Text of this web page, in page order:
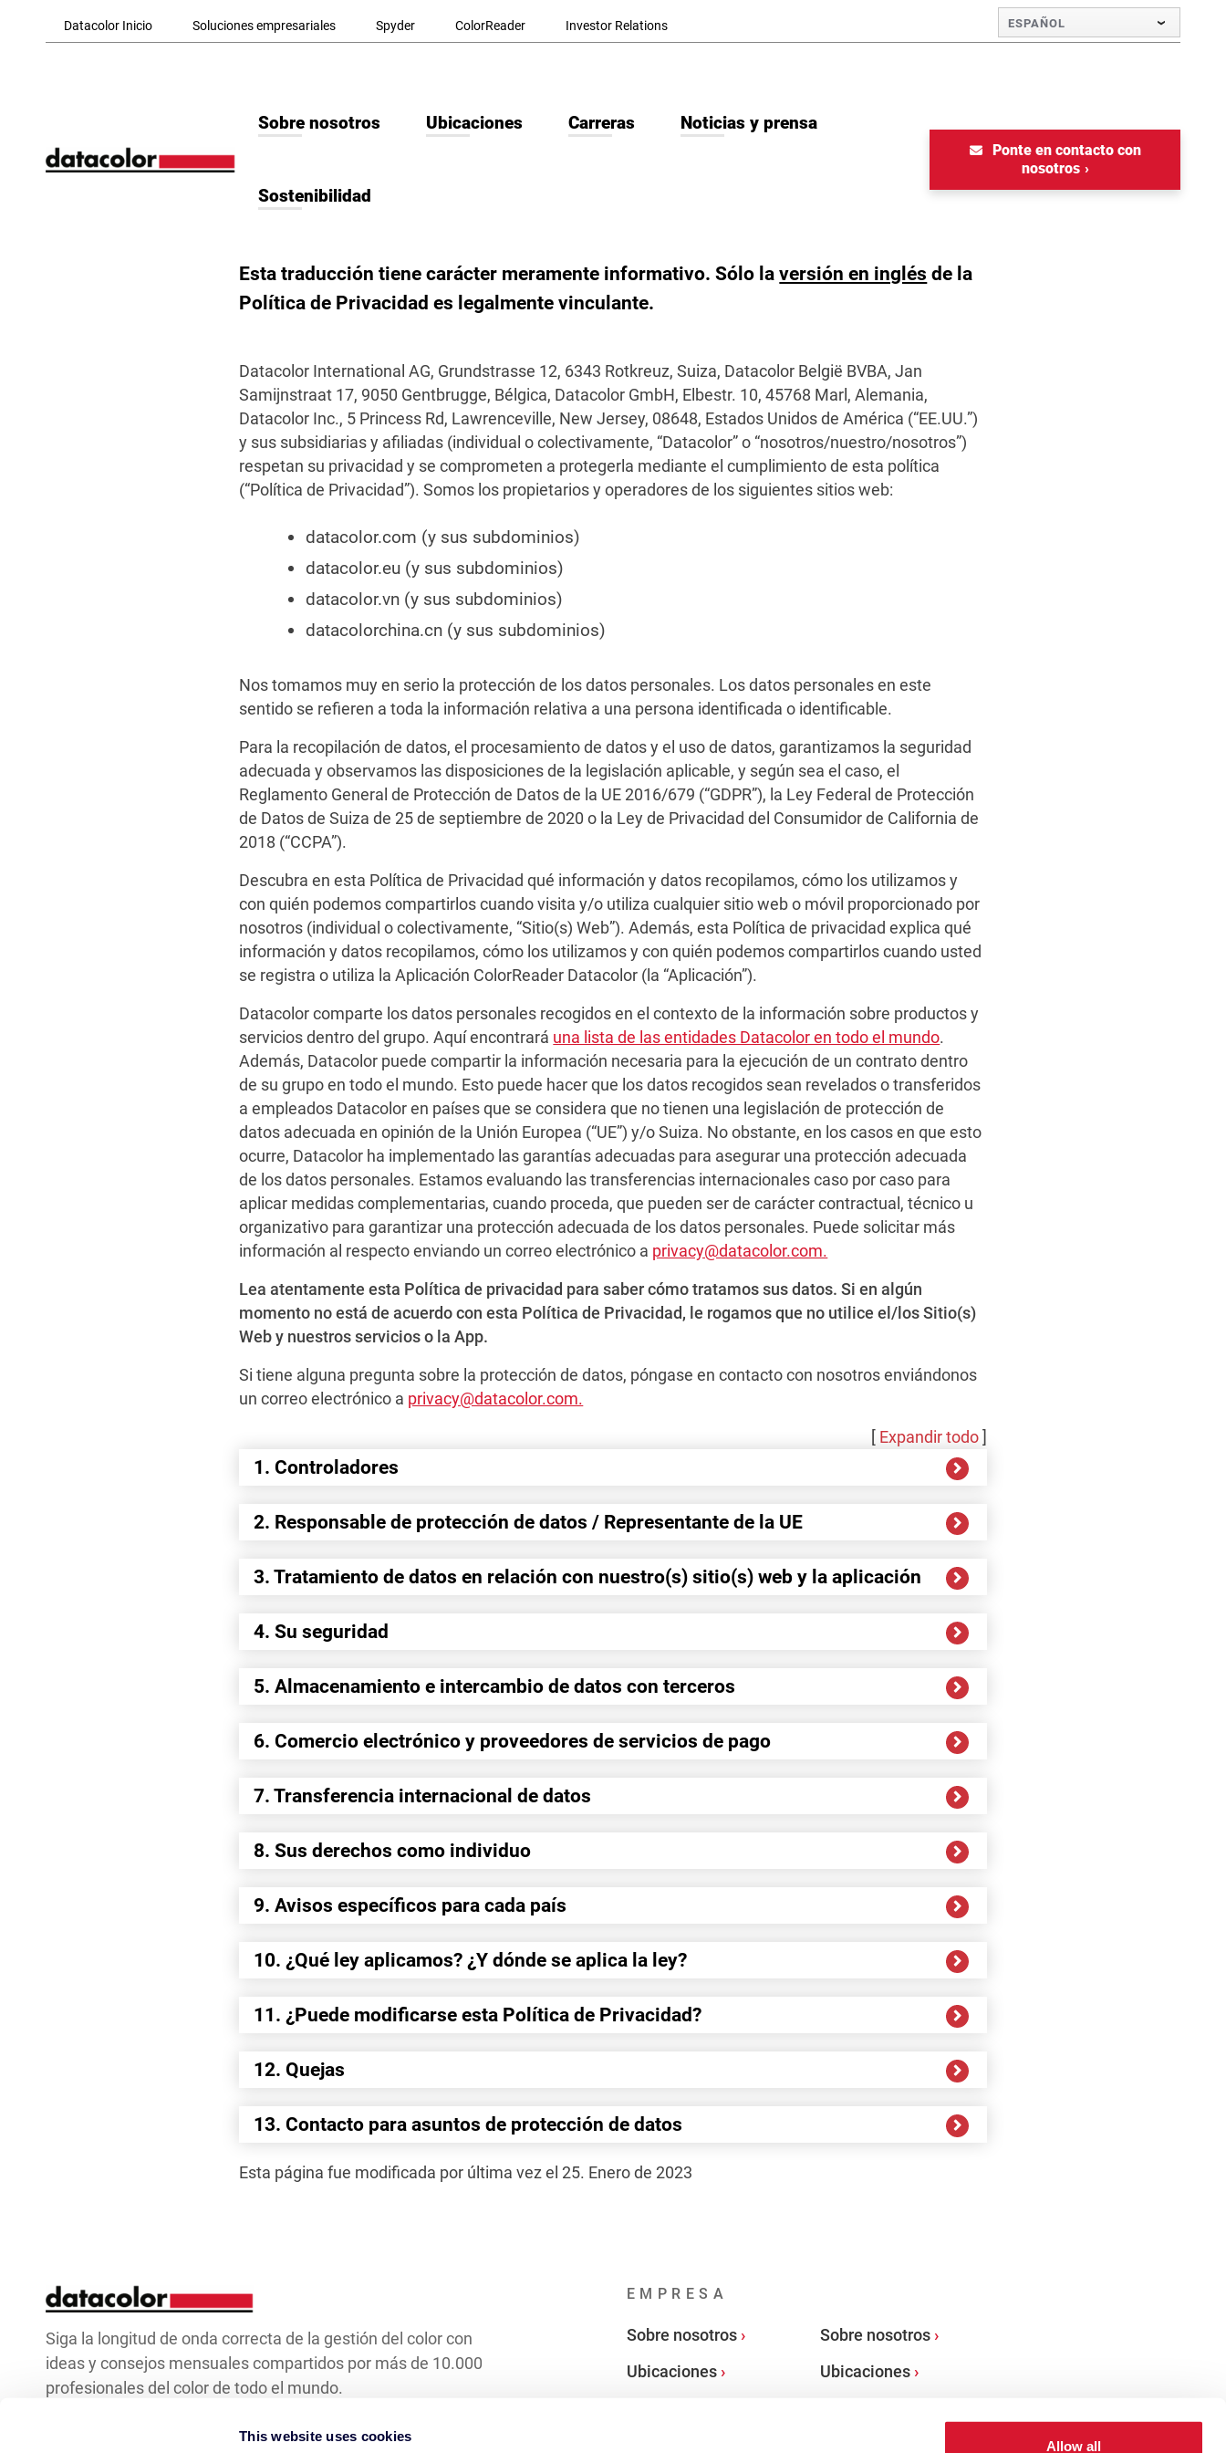
This website uses cookies
Allow all
Datacolor Inicio Soluciones empresariales Spyder ColorReader Investor Relations ESPAÑOL
Sobre nosotros Ubicaciones Carreras Noticias y prensa
Sostenibilidad
Ponte en contacto con
nosotros
Esta traducción tiene carácter meramente informativo. Sólo laversión en inglés de la
Política de Privacidad es legalmente vinculante.
Datacolor International AG, Grundstrasse 12, 6343 Rotkreuz, Suiza, Datacolor België BVBA, Jan
Samijnstraat 17, 9050 Gentbrugge, Bélgica, Datacolor GmbH, Elbestr. 10, 45768 Marl, Alemania,
Datacolor Inc., 5 Princess Rd, Lawrenceville, New Jersey, 08648, Estados Unidos de América (“EE.UU.”)
y sus subsidiarias y afiliadas (individual o colectivamente, “Datacolor” o “nosotros/nuestro/nosotros”)
respetan su privacidad y se comprometen a protegerla mediante el cumplimiento de esta política
(“Política de Privacidad”). Somos los propietarios y operadores de los siguientes sitios web:
datacolor.com (y sus subdominios)
datacolor.eu (y sus subdominios)
datacolor.vn (y sus subdominios)
datacolorchina.cn (y sus subdominios)
Nos tomamos muy en serio la protección de los datos personales. Los datos personales en este
sentido se refieren a toda la información relativa a una persona identificada o identificable.
Para la recopilación de datos, el procesamiento de datos y el uso de datos, garantizamos la seguridad
adecuada y observamos las disposiciones de la legislación aplicable, y según sea el caso, el
Reglamento General de Protección de Datos de la UE 2016/679 (“GDPR”), la Ley Federal de Protección
de Datos de Suiza de 25 de septiembre de 2020 o la Ley de Privacidad del Consumidor de California de
2018 (“CCPA”).
Descubra en esta Política de Privacidad qué información y datos recopilamos, cómo los utilizamos y
con quién podemos compartirlos cuando visita y/o utiliza cualquier sitio web o móvil proporcionado por
nosotros (individual o colectivamente, “Sitio(s) Web”). Además, esta Política de privacidad explica qué
información y datos recopilamos, cómo los utilizamos y con quién podemos compartirlos cuando usted
se registra o utiliza la Aplicación ColorReader Datacolor (la “Aplicación”).
Datacolor comparte los datos personales recogidos en el contexto de la información sobre productos y
servicios dentro del grupo. Aquí encontrará una lista de las entidades Datacolor en todo el mundo.
Además, Datacolor puede compartir la información necesaria para la ejecución de un contrato dentro
de su grupo en todo el mundo. Esto puede hacer que los datos recogidos sean revelados o transferidos
a empleados Datacolor en países que se considera que no tienen una legislación de protección de
datos adecuada en opinión de la Unión Europea (“UE”) y/o Suiza. No obstante, en los casos en que esto
ocurre, Datacolor ha implementado las garantías adecuadas para asegurar una protección adecuada
de los datos personales. Estamos evaluando las transferencias internacionales caso por caso para
aplicar medidas complementarias, cuando proceda, que pueden ser de carácter contractual, técnico u
organizativo para garantizar una protección adecuada de los datos personales. Puede solicitar más
información al respecto enviando un correo electrónico a privacy@datacolor.com.
Lea atentamente esta Política de privacidad para saber cómo tratamos sus datos. Si en algún
momento no está de acuerdo con esta Política de Privacidad, le rogamos que no utilice el/los Sitio(s)
Web y nuestros servicios o la App.
Si tiene alguna pregunta sobre la protección de datos, póngase en contacto con nosotros enviándonos
un correo electrónico a privacy@datacolor.com.
Expandir todo]
1. Controladores
2. Responsable de protección de datos / Representante de la UE
3. Tratamiento de datos en relación con nuestro(s) sitio(s) web y la aplicación
4. Su seguridad
5. Almacenamiento e intercambio de datos con terceros
6. Comercio electrónico y proveedores de servicios de pago
7. Transferencia internacional de datos
8. Sus derechos como individuo
9. Avisos específicos para cada país
10. ¿Qué ley aplicamos? ¿Y dónde se aplica la ley?
11. ¿Puede modificarse esta Política de Privacidad?
12. Quejas
13. Contacto para asuntos de protección de datos
Esta página fue modificada por última vez el 25. Enero de 2023
Siga la longitud de onda correcta de la gestión del color con
ideas y consejos mensuales compartidos por más de 10.000
profesionales del color de todo el mundo.
Manténgase en contacto ›
EMPRESA
Sobre nosotros
Ubicaciones
Sobre nosotros
Ubicaciones